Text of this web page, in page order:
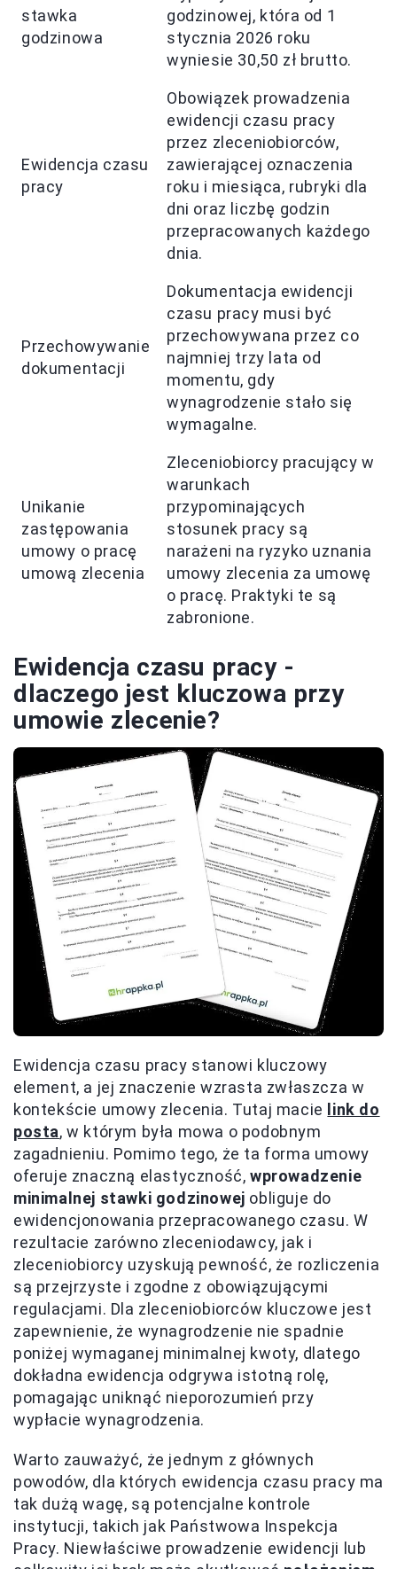
stawka
godzinowa
godzinowej, która od 1
stycznia 2026 roku
wyniesie 30,50 zł brutto.
Ewidencja czasu
pracy
Obowiązek prowadzenia
ewidencji czasu pracy
przez zleceniobiorców,
zawierającej oznaczenia
roku i miesiąca, rubryki dla
dni oraz liczbę godzin
przepracowanych każdego
dnia.
Przechowywanie
dokumentacji
Dokumentacja ewidencji
czasu pracy musi być
przechowywana przez co
najmniej trzy lata od
momentu, gdy
wynagrodzenie stało się
wymagalne.
Unikanie
zastępowania
umowy o pracę
umową zlecenia
Zleceniobiorcy pracujący w
warunkach
przypominających
stosunek pracy są
narażeni na ryzyko uznania
umowy zlecenia za umowę
o pracę. Praktyki te są
zabronione.
Ewidencja czasu pracy -
dlaczego jest kluczowa przy
umowie zlecenie?
Ewidencja czasu pracy stanowi kluczowy
element, a jej znaczenie wzrasta zwłaszcza w
kontekście umowy zlecenia. Tutaj macie link do
posta, w którym była mowa o podobnym
zagadnieniu. Pomimo tego, że ta forma umowy
oferuje znaczną elastyczność,wprowadzenie
minimalnej stawki godzinowej obliguje do
ewidencjonowania przepracowanego czasu. W
rezultacie zarówno zleceniodawcy, jak i
zleceniobiorcy uzyskują pewność, że rozliczenia
są przejrzyste i zgodne z obowiązującymi
regulacjami. Dla zleceniobiorców kluczowe jest
zapewnienie, że wynagrodzenie nie spadnie
poniżej wymaganej minimalnej kwoty, dlatego
dokładna ewidencja odgrywa istotną rolę,
pomagając uniknąć nieporozumień przy
wypłacie wynagrodzenia.
Warto zauważyć, że jednym z głównych
powodów, dla których ewidencja czasu pracy ma
tak dużą wagę, są potencjalne kontrole
instytucji, takich jak Państwowa Inspekcja
Pracy. Niewłaściwe prowadzenie ewidencji lub